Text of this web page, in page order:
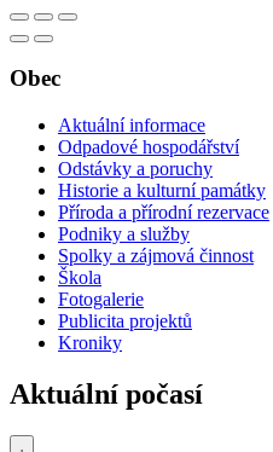
Obec
Aktuální informace
Odpadové hospodářství
Odstávky a poruchy
Historie a kulturní památky
Příroda a přírodní rezervace
Podniky a služby
Spolky a zájmová činnost
Škola
Fotogalerie
Publicita projektů
Kroniky
Aktuální počasí